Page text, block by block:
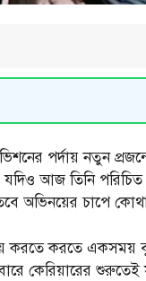
পর্দায় নতুন
যদিও আজ তিনি
অভিনয়ের চাপে
করতে করতে
কেরিয়ারের শুরুতেই